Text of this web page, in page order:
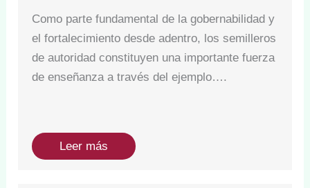
Como parte fundamental de la gobernabilidad y
el fortalecimiento desde adentro, los semilleros
de autoridad constituyen una importante fuerza
de enseñanza a través del ejemplo….
Leer más